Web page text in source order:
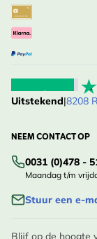
Uitstekend|8208
NEEM CONTACT OP
0031 (0)478 -
Maandag t/m
Stuur een e-
Blijf op de hoogte